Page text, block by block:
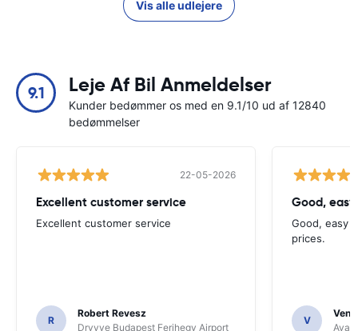
Vis alle udlejere
9.1 Leje Af Bil Anmeldelser
Kunder bedømmer os med en 9.1/10 ud af 12840
bedømmelser
22-05-2026
Excellent customer service
Excellent customer service
R
Robert Revesz
Dryyve Budapest Ferihegy Airport
Good,
Good, easy
prices.
V